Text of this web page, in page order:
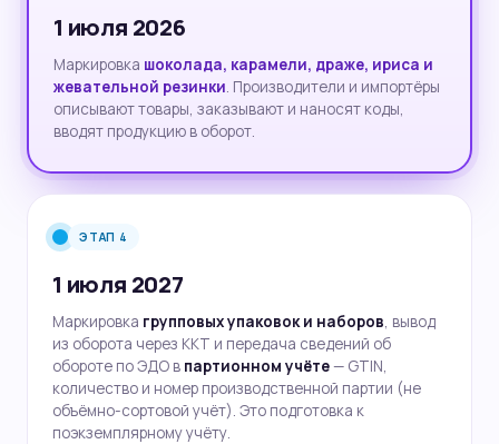
1 июля 2026
Маркировка шоколада, карамели, драже, ириса и
жевательной резинки. Производители и импортёры
описывают товары, заказывают и наносят коды,
вводят продукцию в оборот.
ЭТАП 4
1 июля 2027
Маркировка групповых упаковок и наборов, вывод
из оборота через ККТ и передача сведений об
обороте по ЭДО в партионном учёте— GTIN,
количество и номер производственной партии (не
объёмно-сортовой учёт). Это подготовка к
поэкземплярному учёту.